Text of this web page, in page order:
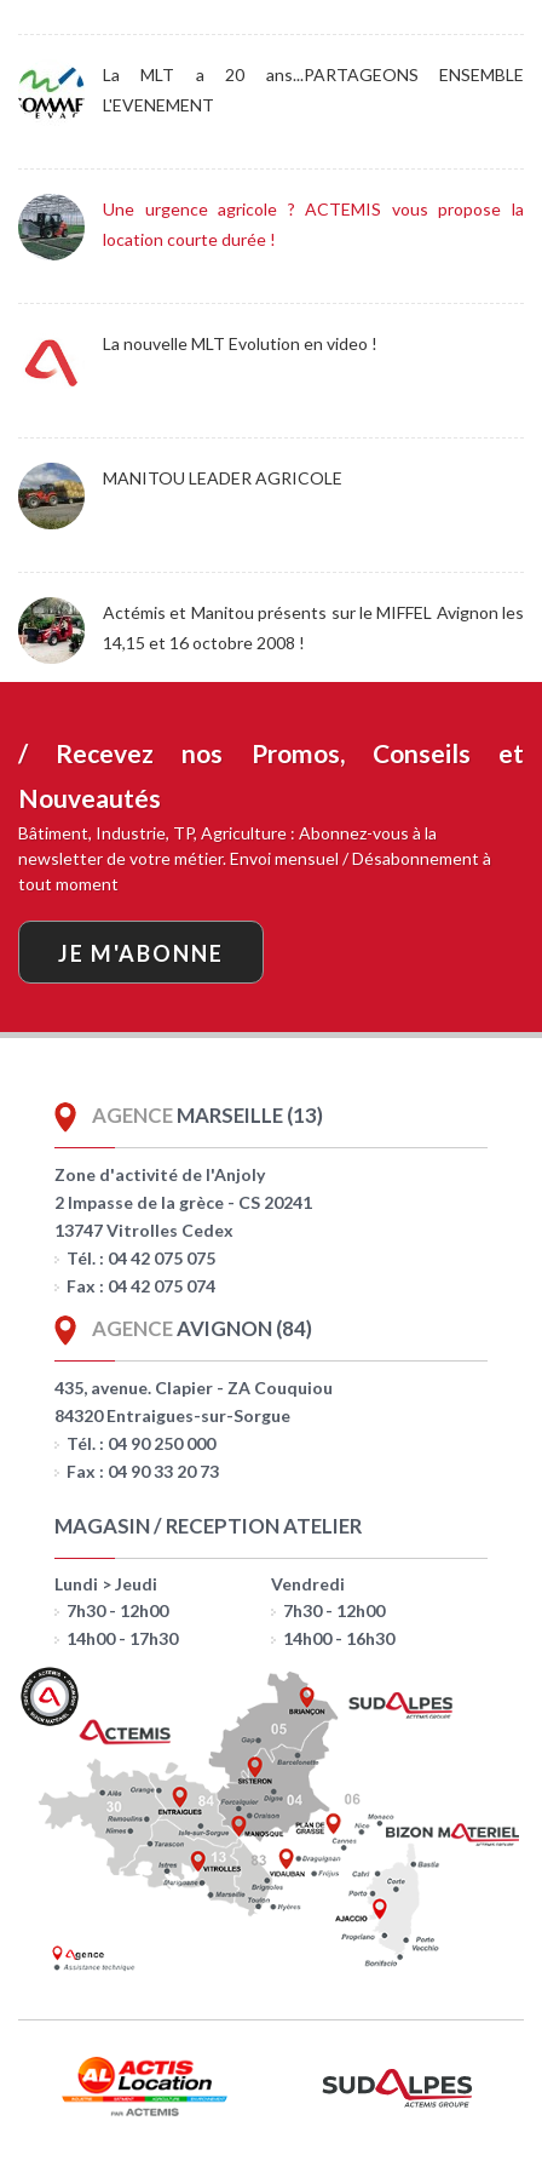
La MLT a 20 ans...PARTAGEONS ENSEMBLE
L'EVENEMENT
Une urgence agricole ? ACTEMIS vous propose la
location courte durée !
La nouvelle MLT Evolution en video !
MANITOU LEADER AGRICOLE
Actémis et Manitou présents sur le MIFFEL Avignon les
14,15 et 16 octobre 2008 !
/ Recevez nos Promos, Conseils et
Nouveautés
Bâtiment, Industrie, TP, Agriculture : Abonnez-vous à la
newsletter de votre métier. Envoi mensuel / Désabonnement à
tout moment
JE M'ABONNE
AGENCEMARSEILLE (13)
Zone d'activité de l'Anjoly
2 Impasse de la grèce - CS 20241
13747 Vitrolles Cedex
Tél. : 04 42 075 075
Fax : 04 42 075 074
AGENCEAVIGNON (84)
435, avenue. Clapier - ZA Couquiou
84320 Entraigues-sur-Sorgue
Tél. : 04 90 250 000
Fax : 04 90 33 20 73
MAGASIN / RECEPTION ATELIER
Lundi > Jeudi
7h30 - 12h00
14h00 - 17h30
Vendredi
7h30 - 12h00
14h00 - 16h30